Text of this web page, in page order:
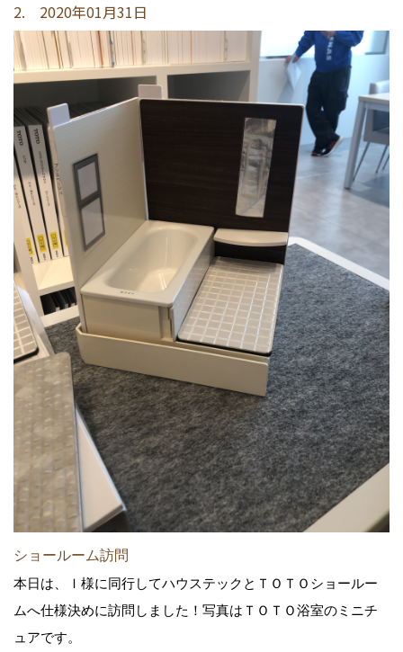
2. 2020年01月31日
ショールーム訪問
本日は、Ｉ様に同行してハウステックとＴＯＴＯショールー
ムへ仕様決めに訪問しました！写真はＴＯＴＯ浴室のミニチ
ュアです。